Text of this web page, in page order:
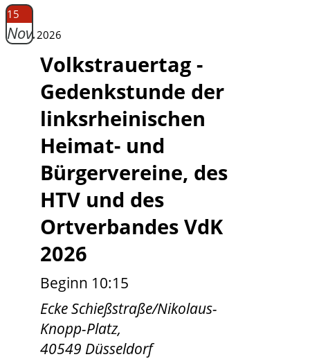
15
Nov.2026
Volkstrauertag -
Gedenkstunde der
linksrheinischen
Heimat- und
Bürgervereine, des
HTV und des
Ortverbandes VdK
2026
Beginn 10:15
Ecke Schießstraße/Nikolaus-
Knopp-Platz,
40549 Düsseldorf